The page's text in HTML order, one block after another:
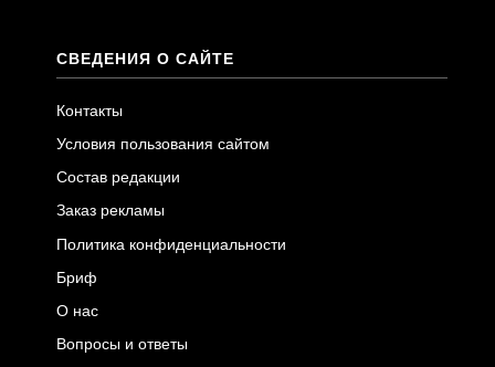
СВЕДЕНИЯ О САЙТЕ
Контакты
Условия пользования сайтом
Состав редакции
Заказ рекламы
Политика конфиденциальности
Бриф
О нас
Вопросы и ответы